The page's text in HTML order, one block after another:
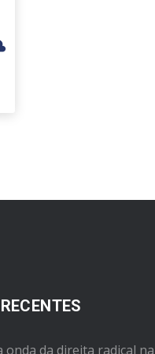
onda da direita radical na